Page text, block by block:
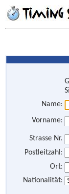
Name:
Vorname:
Strasse Nr.
Postleitzahl:
Ort:
Nationalität: